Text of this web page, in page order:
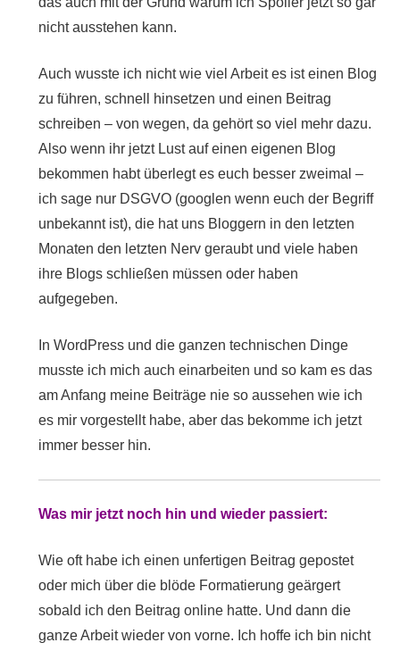
nicht ausstehen kann.
Auch wusste ich nicht wie viel Arbeit es ist einen Blog
zu führen, schnell hinsetzen und einen Beitrag
schreiben – von wegen, da gehört so viel mehr dazu.
Also wenn ihr jetzt Lust auf einen eigenen Blog
bekommen habt überlegt es euch besser zweimal –
ich sage nur DSGVO (googlen wenn euch der Begriff
unbekannt ist), die hat uns Bloggern in den letzten
Monaten den letzten Nerv geraubt und viele haben
ihre Blogs schließen müssen oder haben
aufgegeben.
In WordPress und die ganzen technischen Dinge
musste ich mich auch einarbeiten und so kam es das
am Anfang meine Beiträge nie so aussehen wie ich
es mir vorgestellt habe, aber das bekomme ich jetzt
immer besser hin.
Was mir jetzt noch hin und wieder passiert:
Wie oft habe ich einen unfertigen Beitrag gepostet
oder mich über die blöde Formatierung geärgert
sobald ich den Beitrag online hatte. Und dann die
ganze Arbeit wieder von vorne. Ich hoffe ich bin nicht